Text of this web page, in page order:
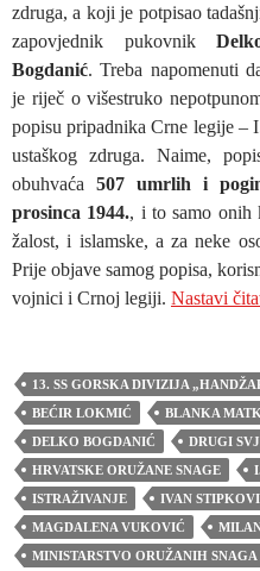
zdruga, a koji je potpisao
zapovjednik pukovnik
Bogdanić. Treba napomenuti
je riječ o višestruko
popisu pripadnika Crne legije –
ustaškog zdruga. Naime,
obuhvaća 507 umrlih i
prosinca 1944., i to samo onih
žalost, i islamske, a za neke
Prije objave samog popisa,
vojnici i Crnoj legiji. Nastavi
13. SS GORSKA DIVIZIJA
BEĆIR LOKMIĆ
BLANKA
DELKO BOGDANIĆ
DRUGI
HRVATSKE ORUŽANE SNAGE
ISTRAŽIVANJE
IVAN
MAGDALENA VUKOVIĆ
MINISTARSTVO ORUŽANIH SNAGA